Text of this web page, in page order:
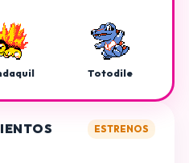
Totodile
ESTRENOS